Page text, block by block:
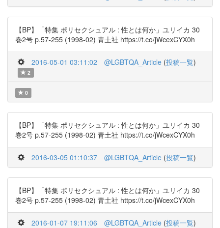
【BP】「特集 ポリセクシュアル : 性とは何か」ユリイカ 30
巻2号 p.57-255 (1998-02) 青土社 https://t.co/jWcexCYX0h
2016-05-01 03:11:02 @LGBTQA_Article (投稿一覧)
2
0
【BP】「特集 ポリセクシュアル : 性とは何か」ユリイカ 30
巻2号 p.57-255 (1998-02) 青土社 https://t.co/jWcexCYX0h
2016-03-05 01:10:37 @LGBTQA_Article (投稿一覧)
【BP】「特集 ポリセクシュアル : 性とは何か」ユリイカ 30
巻2号 p.57-255 (1998-02) 青土社 https://t.co/jWcexCYX0h
2016-01-07 19:11:06 @LGBTQA_Article (投稿一覧)